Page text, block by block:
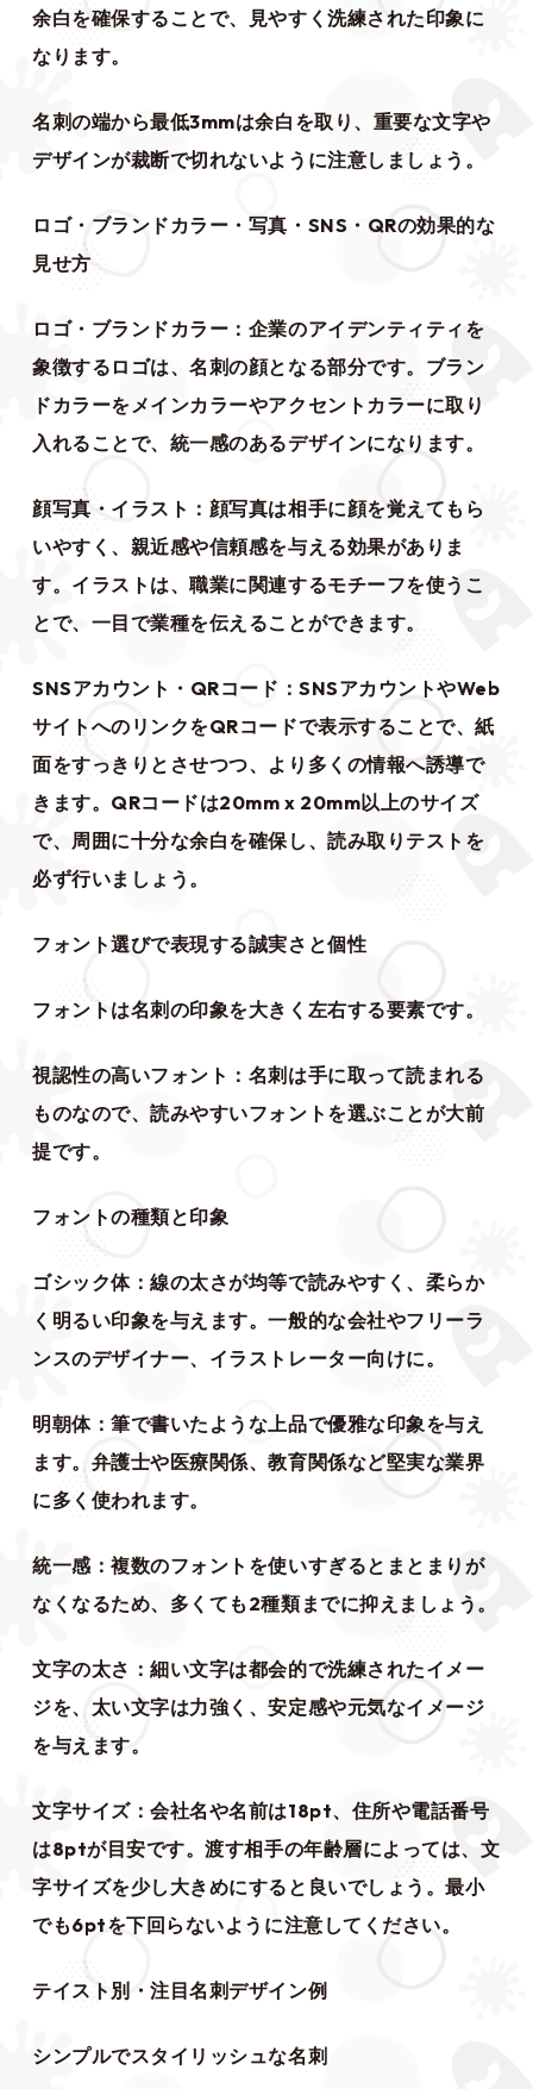
余白を確保することで、見やすく洗練された印象に
なります。
名刺の端から最低3mmは余白を取り、重要な文字や
デザインが裁断で切れないように注意しましょう。
ロゴ・ブランドカラー・写真・SNS・QRの効果的な
見せ方
ロゴ・ブランドカラー：企業のアイデンティティを
象徴するロゴは、名刺の顔となる部分です。ブラン
ドカラーをメインカラーやアクセントカラーに取り
入れることで、統一感のあるデザインになります。
顔写真・イラスト：顔写真は相手に顔を覚えてもら
いやすく、親近感や信頼感を与える効果がありま
す。イラストは、職業に関連するモチーフを使うこ
とで、一目で業種を伝えることができます。
SNSアカウント・QRコード：SNSアカウントやWeb
サイトへのリンクをQRコードで表示することで、紙
面をすっきりとさせつつ、より多くの情報へ誘導で
きます。QRコードは20mm x 20mm以上のサイズ
で、周囲に十分な余白を確保し、読み取りテストを
必ず行いましょう。
フォント選びで表現する誠実さと個性
フォントは名刺の印象を大きく左右する要素です。
視認性の高いフォント：名刺は手に取って読まれる
ものなので、読みやすいフォントを選ぶことが大前
提です。
フォントの種類と印象
ゴシック体：線の太さが均等で読みやすく、柔らか
く明るい印象を与えます。一般的な会社やフリーラ
ンスのデザイナー、イラストレーター向けに。
明朝体：筆で書いたような上品で優雅な印象を与え
ます。弁護士や医療関係、教育関係など堅実な業界
に多く使われます。
統一感：複数のフォントを使いすぎるとまとまりが
なくなるため、多くても2種類までに抑えましょう。
文字の太さ：細い文字は都会的で洗練されたイメー
ジを、太い文字は力強く、安定感や元気なイメージ
を与えます。
文字サイズ：会社名や名前は18pt、住所や電話番号
は8ptが目安です。渡す相手の年齢層によっては、文
字サイズを少し大きめにすると良いでしょう。最小
でも6ptを下回らないように注意してください。
テイスト別・注目名刺デザイン例
シンプルでスタイリッシュな名刺